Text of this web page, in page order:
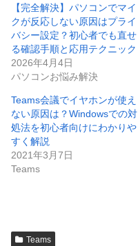
【完全解決】パソコンでマイ
クが反応しない原因はプライ
バシー設定？初心者でも直せ
る確認手順と応用テクニック
2026年4月4日
パソコンお悩み解決
Teams会議でイヤホンが使え
ない原因は？Windowsでの対
処法を初心者向けにわかりや
すく解説
2021年3月7日
Teams
Teams